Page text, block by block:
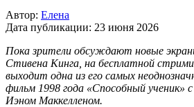
Автор: Елена
Дата публикации: 23 июня 2026
Пока зрители обсуждают новые
Стивена Кинга, на бесплатной
выходит одна из его самых
фильм 1998 года «Способный ученик»
Иэном Маккелленом.